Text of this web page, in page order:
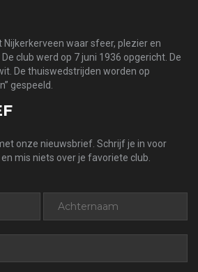
Nijkerkerveen waar sfeer, plezier en
club werd op 7 juni 1936 opgericht. De
De thuiswedstrijden worden op
gespeeld.
onze nieuwsbrief. Schrijf je in voor
mis niets over je favoriete club.